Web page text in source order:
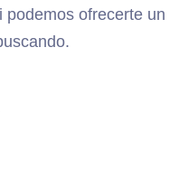
podemos ofrecerte un